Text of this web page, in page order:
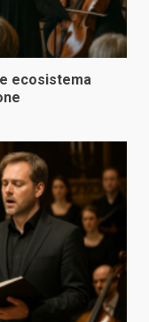
ecosistema